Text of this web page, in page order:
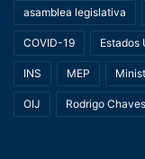
asamblea legislativa
COVID-19 Estados
INS MEP
OIJ Rodrigo